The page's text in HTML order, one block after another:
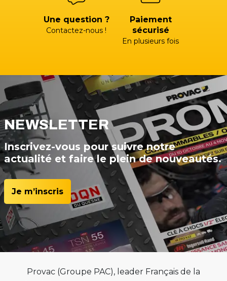
Une question ?
Contactez-nous !
Paiement
sécurisé
En plusieurs fois
NEWSLETTER
Inscrivez-vous pour suivre notre
actualité et faire le plein de nouveautés.
Je m’inscris
Provac (Groupe PAC), leader Français de la